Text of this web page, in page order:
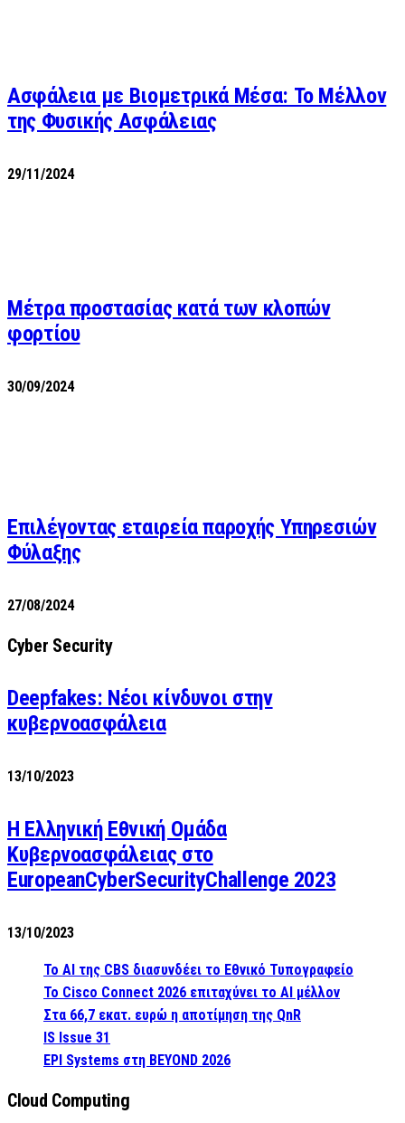
Ασφάλεια με Βιομετρικά Μέσα: Το Μέλλον
της Φυσικής Ασφάλειας
29/11/2024
Μέτρα προστασίας κατά των κλοπών
φορτίου
30/09/2024
Επιλέγοντας εταιρεία παροχής Υπηρεσιών
Φύλαξης
27/08/2024
Cyber Security
Deepfakes: Νέοι κίνδυνοι στην
κυβερνοασφάλεια
13/10/2023
Η Ελληνική Εθνική Ομάδα
Κυβερνοασφάλειας στο
EuropeanCyberSecurityChallenge 2023
13/10/2023
Το AI της CBS διασυνδέει το Εθνικό Τυπογραφείο
Το Cisco Connect 2026 επιταχύνει το AI μέλλον
Στα 66,7 εκατ. ευρώ η αποτίμηση της QnR
IS Issue 31
EPI Systems στη BEYOND 2026
Cloud Computing